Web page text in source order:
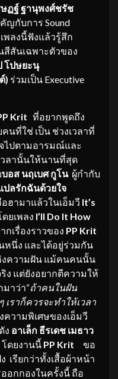
ษฏฐ์ฐานุพงศ์ชรัช
ญกับการ Sound
พลงนี้ฟังแล้วรู้สึก
สีสันเฉพาะตัวของ
โปษยะนุ
) ร่วมเป็น Executive
Krit ที่อยากพูดถึง
นที่ใช่ เป็น ช่วงเวลาที่
ไปตามอารมณ์และ
เวลานั้นให้นานที่สุด
บอส นฤเบศ กูโนผู้กำกับ
ปลรักฉันด้วยใจ
ฮามาแล้วในเอ็มวี It’s
ดยเพลง I’ll Do It How
กเรื่องราวของ PP Krit
หนึ่ง และได้อยู่ร่วมกัน
งความฝัน แม้คนคนนั้น
ง แต่ยังอยากตีความให้
มาว่า“ถ้าคนในฝัน
เราก็ควรจะทำให้เวลา
ความพิเศษของเอ็มวี
ง อาเล็ก ธีรเดช เมธาว
ดยงานนี้ PP Krit ขอ
เรียกว่าทั้งเสื้อผ้าหน้า
อกกองในครั้งนี้ ถือ